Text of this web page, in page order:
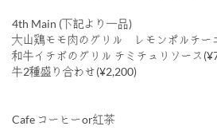
4th Main (下記より一品)
大山鶏モモ肉のグリル レモンポルチー
和牛イチボのグリル チミチュリソース
牛2種盛り合わせ(¥2,200)
Cafe コーヒーor紅茶